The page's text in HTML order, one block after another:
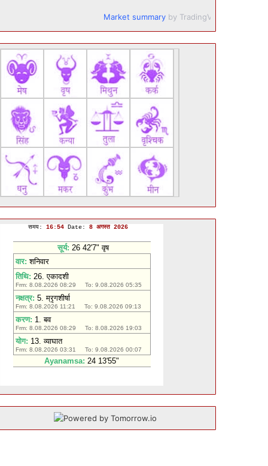
Market summary by TradingView